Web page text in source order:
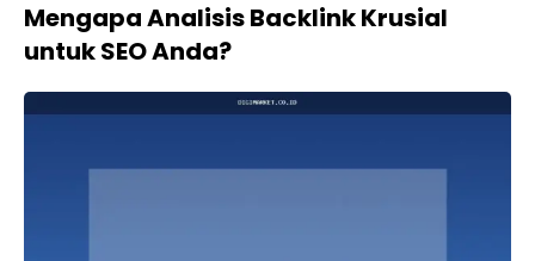
Mengapa Analisis Backlink Krusial
untuk SEO Anda?